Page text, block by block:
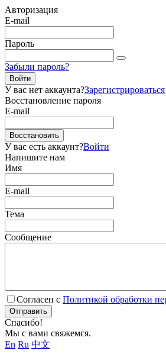
Авторизация
E-mail
Пароль
Забыли пароль?
Войти
У вас нет аккаунта?Зарегистрироваться
Восстановление пароля
E-mail
Восстановить
У вас есть аккаунт?Войти
Напишите нам
Имя
E-mail
Тема
Сообщение
Согласен с Политикой обработки
Отправить
Спасибо!
Мы с вами свяжемся.
En Ru 中文